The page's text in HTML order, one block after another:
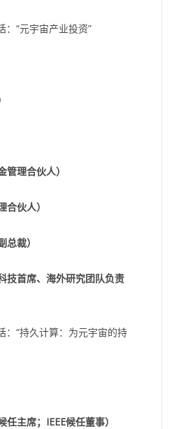
“元宇宙产业投资”
理合伙人）
伙人）
裁）
技首席、海外研究团队负责
“持久计算：为元宇宙的持
主席；IEEE候任董事）